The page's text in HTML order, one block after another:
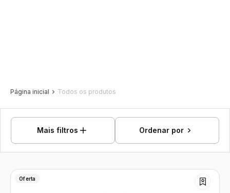
Página inicial Todos os produtos
Mais filtros Ordenar por
Oferta